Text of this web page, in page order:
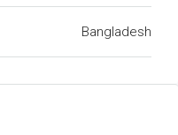
Bangladesh